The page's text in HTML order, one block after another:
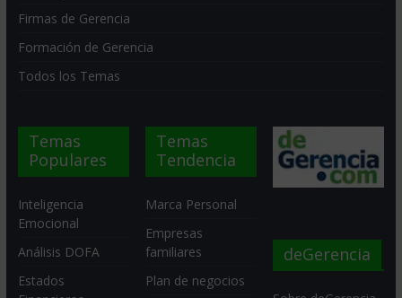
Firmas de Gerencia
Formación de Gerencia
Todos los Temas
Temas
Populares
Inteligencia
Emocional
Análisis DOFA
Estados
Temas
Tendencia
Marca Personal
Empresas
familiares
Plan de negocios
deGerencia